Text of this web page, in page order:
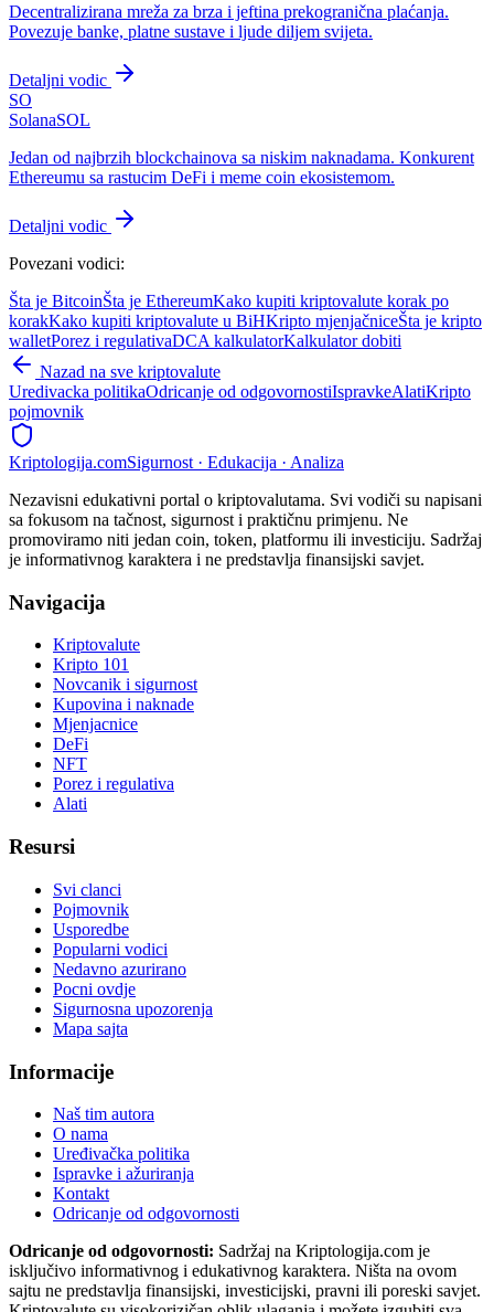
Decentralizirana mreža za brza i jeftina prekogranična plaćanja.
Povezuje banke, platne sustave i ljude diljem svijeta.
Detaljni vodic
SO
SolanaSOL
Jedan od najbrzih blockchainova sa niskim naknadama. Konkurent
Ethereumu sa rastucim DeFi i meme coin ekosistemom.
Detaljni vodic
Povezani vodici:
Šta je BitcoinŠta je EthereumKako kupiti kriptovalute korak po
korakKako kupiti kriptovalute u BiHKripto mjenjačniceŠta je kripto
walletPorez i regulativaDCA kalkulatorKalkulator dobiti
Nazad na sve kriptovalute
Uredivacka politikaOdricanje od odgovornostiIspravkeAlatiKripto
pojmovnik
Kriptologija.comSigurnost · Edukacija · Analiza
Nezavisni edukativni portal o kriptovalutama. Svi vodiči su napisani
sa fokusom na tačnost, sigurnost i praktičnu primjenu. Ne
promoviramo niti jedan coin, token, platformu ili investiciju. Sadržaj
je informativnog karaktera i ne predstavlja finansijski savjet.
Navigacija
Kriptovalute
Kripto 101
Novcanik i sigurnost
Kupovina i naknade
Mjenjacnice
DeFi
NFT
Porez i regulativa
Alati
Resursi
Svi clanci
Pojmovnik
Usporedbe
Popularni vodici
Nedavno azurirano
Pocni ovdje
Sigurnosna upozorenja
Mapa sajta
Informacije
Naš tim autora
O nama
Uređivačka politika
Ispravke i ažuriranja
Kontakt
Odricanje od odgovornosti
Odricanje od odgovornosti: Sadržaj na Kriptologija.com je
isključivo informativnog i edukativnog karaktera. Ništa na ovom
sajtu ne predstavlja finansijski, investicijski, pravni ili poreski savjet.